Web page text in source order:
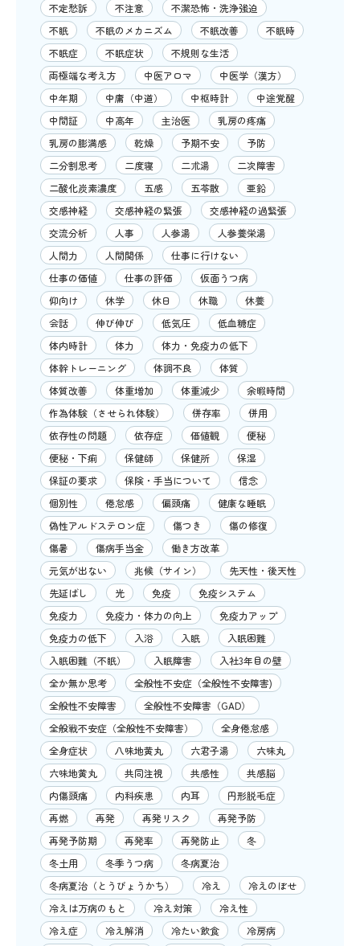
不定愁訴
不注意
不潔恐怖・洗浄強迫
不眠
不眠のメカニズム 不眠改善
不眠時
不眠症
不眠症状
不規則な生活
両極端な考え方
中医アロマ
中医学（漢方）
中年期
中庸（中道） 中枢時計
中途覚醒
中間証
中高年 主治医
乳房の疼痛
乳房の膨満感
乾燥 予期不安
予防
二分割思考
二度寝 二朮湯
二次障害
二酸化炭素濃度
五感 五苓散
亜鉛
交感神経
交感神経の緊張
交感神経の過緊張
交流分析
人事 人参湯
人参養栄湯
人間力
人間関係
仕事に行けない
仕事の価値
仕事の評価
仮面うつ病
仰向け
休学 休日 休職
休養
会話
伸び伸び 低気圧
低血糖症
体内時計
体力
体力・免疫力の低下
体幹トレーニング
体調不良
体質
体質改善
体重増加 体重減少
余暇時間
作為体験（させられ体験）
併存率
併用
依存性の問題
依存症 価値観
便秘
便秘・下痢
保健師 保健所
保湿
保証の要求
保険・手当について
信念
個別性
倦怠感 偏頭痛
健康な睡眠
偽性アルドステロン症
傷つき
傷の修復
傷暑
傷病手当金
働き方改革
元気が出ない
兆候（サイン）
先天性・後天性
先延ばし
光 免疫
免疫システム
免疫力
免疫力・体力の向上
免疫力アップ
免疫力の低下
入浴 入眠
入眠困難
入眠困難（不眠）
入眠障害
入社3年目の壁
全か無か思考
全般性不安症（全般性不安障害)
全般性不安障害
全般性不安障害（GAD）
全般戦不安症（全般性不安障害）
全身倦怠感
全身症状
八味地黄丸 六君子湯
六味丸
六味地黄丸
共同注視 共感性
共感脳
内傷頭痛
内科疾患 内耳
円形脱毛症
再燃
再発 再発リスク
再発予防
再発予防期
再発率 再発防止
冬
冬土用
冬季うつ病
冬病夏治
冬病夏治（とうびょうかち）
冷え
冷えのぼせ
冷えは万病のもと
冷え対策
冷え性
冷え症
冷え解消 冷たい飲食 冷房病